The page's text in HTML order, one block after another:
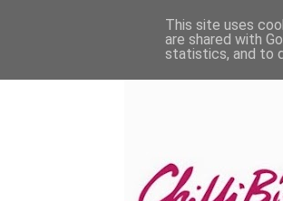
This site uses
are shared with
statistics, and to